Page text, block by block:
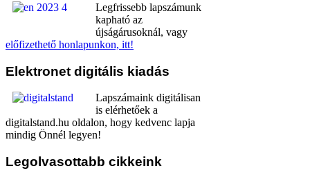
Legfrissebb lapszámunk
kapható az
újságárusoknál, vagy
előfizethető honlapunkon, itt!
Elektronet digitális kiadás
Lapszámaink digitálisan
is elérhetőek a
digitalstand.hu oldalon, hogy kedvenc lapja
mindig Önnél legyen!
Legolvasottabb cikkeink